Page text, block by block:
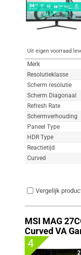
Uit eigen voorraad
Merk
Resolutieklasse
Scherm resolutie
Scherm Diagonaal
Refresh Rate
Schermverhouding
Paneel Type
HDR Type
Reactietijd
Curved
Vergelijk
MSI MAG
Curved VA
4